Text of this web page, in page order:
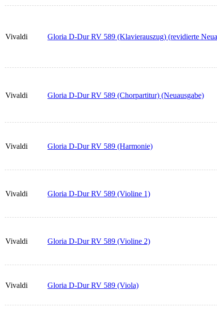
Vivaldi Gloria D-Dur RV 589 (Klavierauszug) (revidierte
Vivaldi Gloria D-Dur RV 589 (Chorpartitur) (Neuausgabe)
Vivaldi Gloria D-Dur RV 589 (Harmonie)
Vivaldi Gloria D-Dur RV 589 (Violine 1)
Vivaldi Gloria D-Dur RV 589 (Violine 2)
Vivaldi Gloria D-Dur RV 589 (Viola)